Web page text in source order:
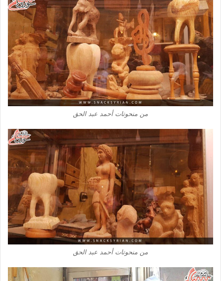
من منحوتات أحمد عبد الحق
من منحوتات أحمد عبد الحق